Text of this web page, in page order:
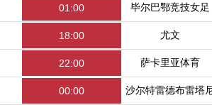
01:00 毕尔巴鄂竞技女足
18:00 尤文
22:00 萨卡里亚体育
00:00 沙尔特雷德布雷塔